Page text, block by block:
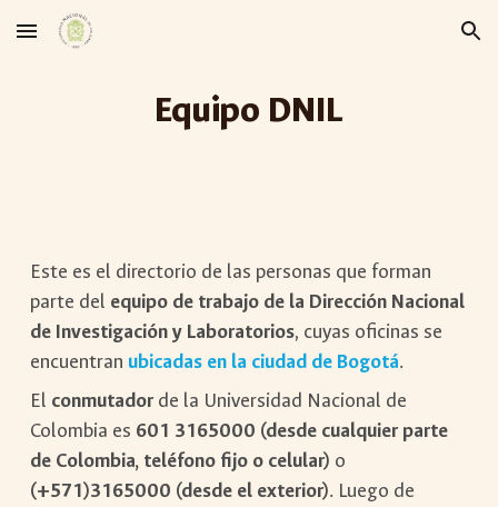
Skip to main content Skip to navigation
Equipo DNIL
Este es el directorio de las personas que forman
parte del equipo de trabajo de la Dirección Nacional
de Investigación y Laboratorios, cuyas oficinas se
encuentran ubicadas en la ciudad de Bogotá.
El conmutador de la Universidad Nacional de
Colombia es 601 3165000 (desde cualquier parte
de Colombia, teléfono fijo o celular) o
(+571)3165000 (desde el exterior). Luego de